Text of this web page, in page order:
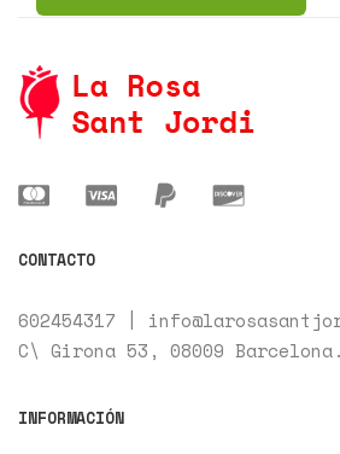
CONTACTO
602454317
C\ Girona 53, 08009 Barcelona.
INFORMACIÓN